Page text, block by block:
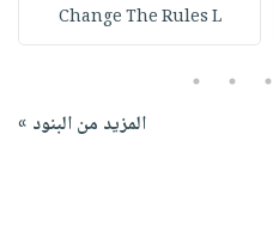
Change The Rules L
3
4
5
المزيد من البنود »